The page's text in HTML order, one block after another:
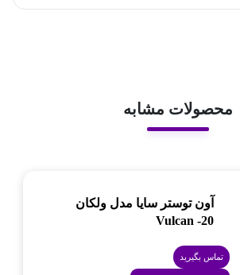
محصولات مشابه
آون توستر سایا مدل ولکان
Vulcan -20
تماس بگیرید